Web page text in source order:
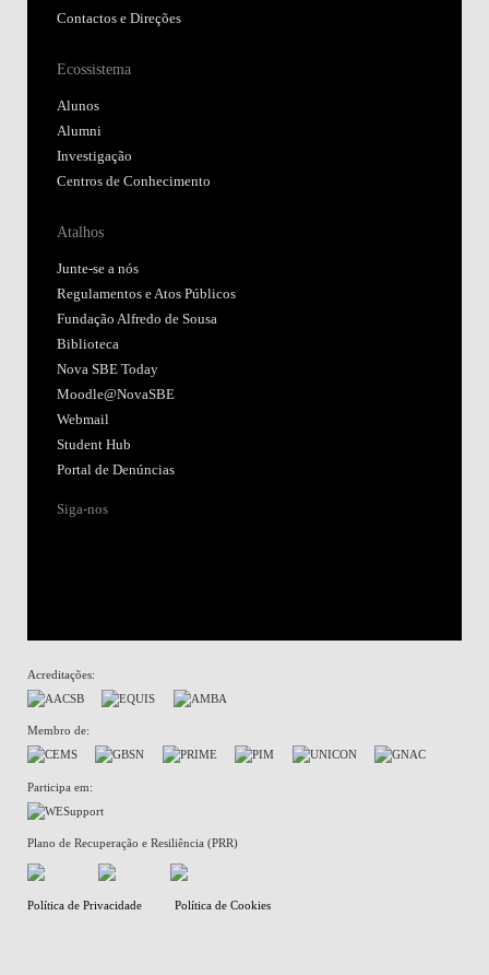
Contactos e Direções
Ecossistema
Alunos
Alumni
Investigação
Centros de Conhecimento
Atalhos
Junte-se a nós
Regulamentos e Atos Públicos
Fundação Alfredo de Sousa
Biblioteca
Nova SBE Today
Moodle@NovaSBE
Webmail
Student Hub
Portal de Denúncias
Siga-nos
Acreditações:
Membro de:
Participa em:
Plano de Recuperação e Resiliência (PRR)
Política de Privacidade Política de Cookies